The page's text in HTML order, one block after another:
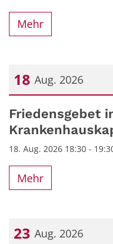
Mehr
18 Aug. 2026
Datum: 18. August
Friedensgebet
18. Aug. 2026 18:30 -
Mehr
23 Aug. 2026